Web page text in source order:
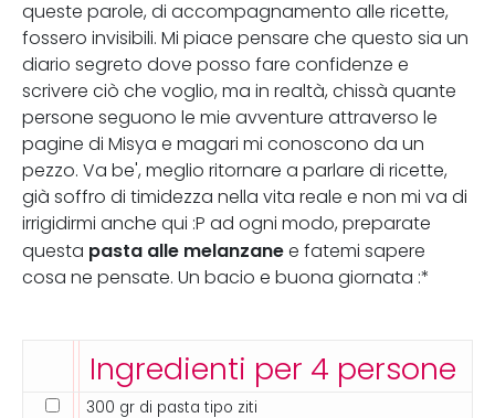
queste parole, di accompagnamento alle ricette,
fossero invisibili. Mi piace pensare che questo sia un
diario segreto dove posso fare confidenze e
scrivere ciò che voglio, ma in realtà, chissà quante
persone seguono le mie avventure attraverso le
pagine di Misya e magari mi conoscono da un
pezzo. Va be', meglio ritornare a parlare di ricette,
già soffro di timidezza nella vita reale e non mi va di
irrigidirmi anche qui :P ad ogni modo, preparate
questa pasta alle melanzane e fatemi sapere
cosa ne pensate. Un bacio e buona giornata :*
Ingredienti per 4 persone
300 gr di pasta tipo ziti